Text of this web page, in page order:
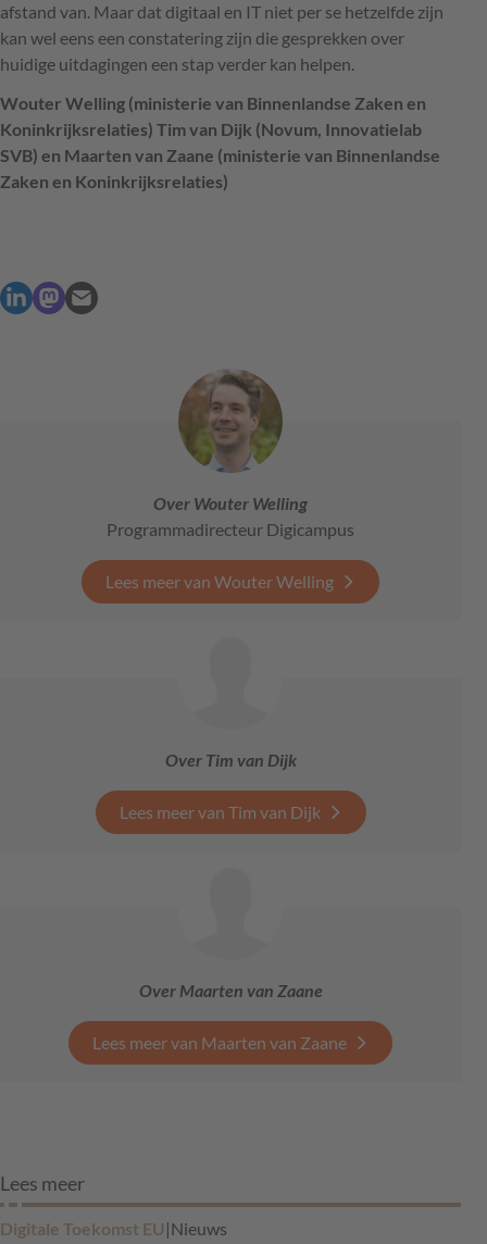
afstand van. Maar dat digitaal en IT niet per se hetzelfde zijn
kan wel eens een constatering zijn die gesprekken over
huidige uitdagingen een stap verder kan helpen.
Wouter Welling (ministerie van Binnenlandse Zaken en
Koninkrijksrelaties) Tim van Dijk (Novum, Innovatielab
SVB) en Maarten van Zaane (ministerie van Binnenlandse
Zaken en Koninkrijksrelaties)
Over Wouter Welling
Programmadirecteur Digicampus
Lees meer van Wouter Welling
Over Tim van Dijk
Lees meer van Tim van Dijk
Over Maarten van Zaane
Lees meer van Maarten van Zaane
Lees meer
Digitale Toekomst EU |Nieuws